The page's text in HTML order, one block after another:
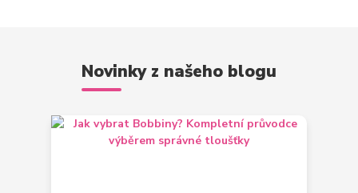
Novinky z našeho blogu